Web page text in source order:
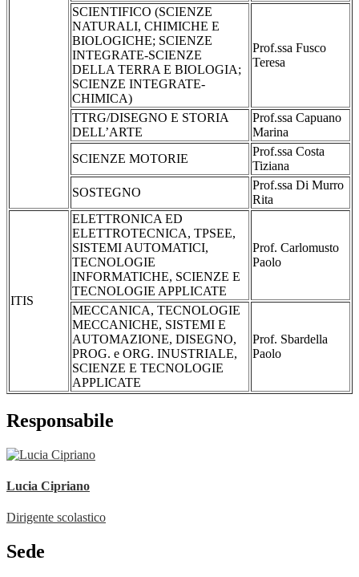
SCIENTIFICO (SCIENZE
NATURALI, CHIMICHE E
BIOLOGICHE; SCIENZE
INTEGRATE-SCIENZE
DELLA TERRA E BIOLOGIA;
SCIENZE INTEGRATE-
CHIMICA)
Prof.ssa Fusco
Teresa
TTRG/DISEGNO E STORIA
DELL’ARTE
Prof.ssa Capuano
Marina
SCIENZE MOTORIE
Prof.ssa Costa
Tiziana
SOSTEGNO
Prof.ssa Di Murro
Rita
ITIS
ELETTRONICA ED
ELETTROTECNICA, TPSEE,
SISTEMI AUTOMATICI,
TECNOLOGIE
INFORMATICHE, SCIENZE E
TECNOLOGIE APPLICATE
Prof. Carlomusto
Paolo
MECCANICA, TECNOLOGIE
MECCANICHE, SISTEMI E
AUTOMAZIONE, DISEGNO,
PROG. e ORG. INUSTRIALE,
SCIENZE E TECNOLOGIE
APPLICATE
Prof. Sbardella
Paolo
Responsabile
Lucia Cipriano
Dirigente scolastico
Sede